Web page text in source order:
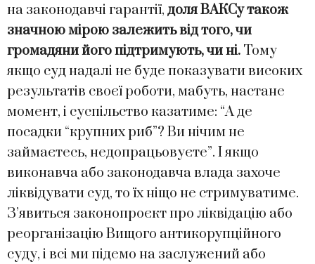
на законодавчі гарантії, доля ВАКСу також
значною мірою залежить від того, чи
громадяни його підтримують, чи ні. Тому
якщо суд надалі не буде показувати високих
результатів своєї роботи, мабуть, настане
момент, і суспільство казатиме: “А де
посадки “крупних риб”? Ви нічим не
займаєтесь, недопрацьовуєте”. І якщо
виконавча або законодавча влада захоче
ліквідувати суд, то їх ніщо не стримуватиме.
З’явиться законопроєкт про ліквідацію або
реорганізацію Вищого антикорупційного
суду, і всі ми підемо на заслужений або